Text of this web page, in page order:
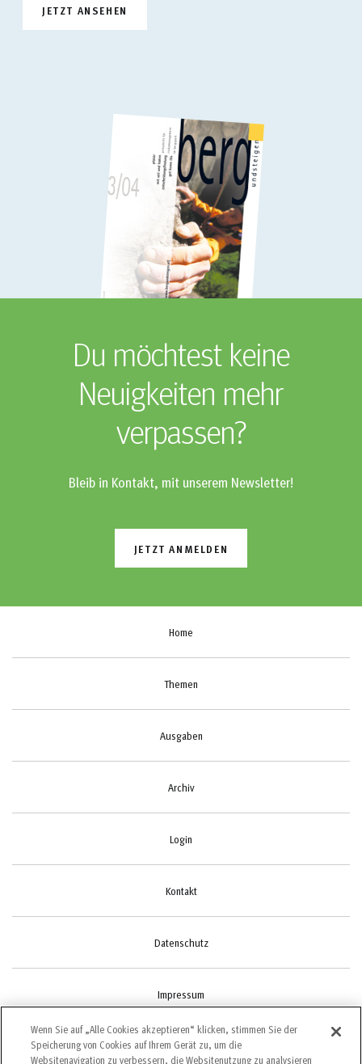
JETZT ANSEHEN
Du möchtest keine
Neuigkeiten mehr
verpassen?
Bleib in Kontakt, mit unserem Newsletter!
JETZT ANMELDEN
Home
Themen
Ausgaben
Archiv
Login
Kontakt
Datenschutz
Impressum
Cookie-Einstellungen
Wenn Sie auf „Alle Cookies akzeptieren“ klicken, stimmen Sie der
Speicherung von Cookies auf Ihrem Gerät zu, um die
Websitenavigation zu verbessern, die Websitenutzung zu analysieren